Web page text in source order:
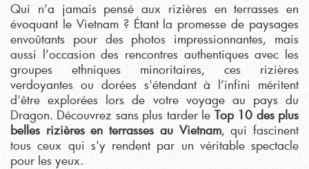
Qui n’a jamais pensé aux rizières en terrasses en
évoquant le Vietnam ? Étant la promesse de paysages
envoûtants pour des photos impressionnantes, mais
aussi l’occasion des rencontres authentiques avec les
groupes ethniques minoritaires, ces rizières
verdoyantes ou dorées s'étendant à l’infini méritent
d'être explorées lors de votre voyage au pays du
Dragon. Découvrez sans plus tarder le Top 10 des plus
belles rizières en terrasses au Vietnam, qui fascinent
tous ceux qui s'y rendent par un véritable spectacle
pour les yeux.